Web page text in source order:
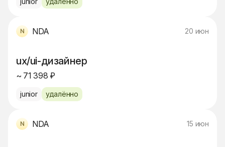
NDA 20 июн
ux/ui-дизайнер
~ 71 398 ₽
junior удалённо
NDA 15 июн